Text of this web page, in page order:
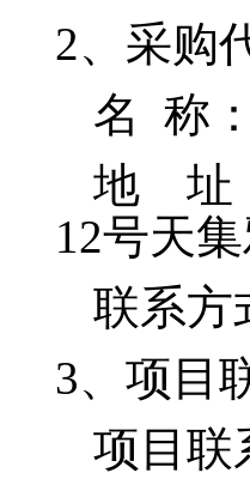
2、采购
名
称
地 址
12号天
联系方
3、项目
项目联